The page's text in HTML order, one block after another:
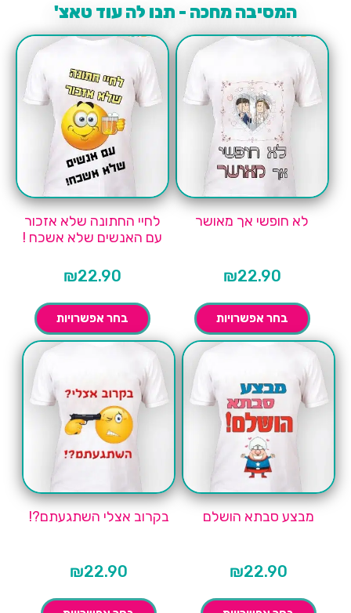
המסיבה מחכה - תנו לה עוד טאצ'
לא חופשי אך מאושר
₪22.90
בחר אפשרויות
לחיי החתונה שלא אזכור
עם האנשים שלא אשכח !
₪22.90
בחר אפשרויות
מבצע סבתא הושלם
₪22.90
בקרוב אצלי השתגעתם?!
₪22.90